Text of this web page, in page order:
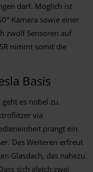
darf. Möglich ist
Kamera sowie einer
zwölf Sensoren auf
nimmt somit die
Basis
es nobel zu.
via
prangt ein
Des Weiteren erfreut
Glasdach, das nahezu
sich gleich zwei